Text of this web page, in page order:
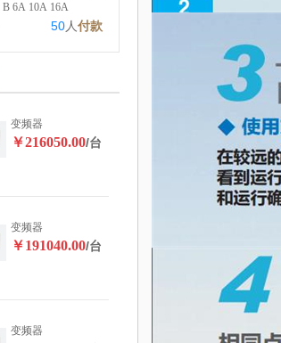
B 6A 10A 16A
50人付款
变频器
￥216050.00/台
变频器
￥191040.00/台
变频器